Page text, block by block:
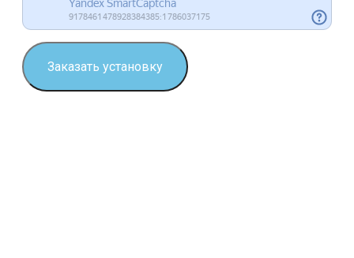
Заказать установку